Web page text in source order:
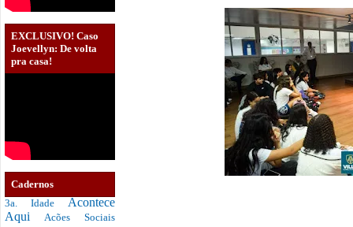
EXCLUSIVO! Caso
Joevellyn: De volta
pra casa!
Cadernos
3a. Idade Acontece
Aqui Acões Sociais